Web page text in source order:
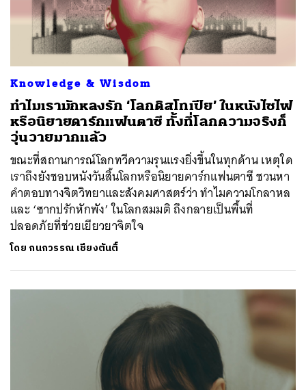
Knowledge & Wisdom
ทำไมเรามักหลงรัก ‘โลกดิสโทเปีย’ ในหนังไซไฟ
หรือนิยายดาร์กแฟนตาซี ทั้งที่โลกความจริงก็
วุ่นวายมากแล้ว
ขณะที่สถานการณ์โลกทวีความรุนแรงยิ่งขึ้นในทุกด้าน เหตุใด
เราถึงยังชอบหนังวันสิ้นโลกหรือนิยายดาร์กแฟนตาซี ชวนหา
คำตอบทางจิตวิทยาและสังคมศาสตร์ว่า ทำไมความโกลาหล
และ ‘ซากปรักหักพัง’ ในโลกสมมติ ถึงกลายเป็นพื้นที่
ปลอดภัยที่ช่วยเยียวยาจิตใจ
โดย กนกวรรณ เชียงตันติ์